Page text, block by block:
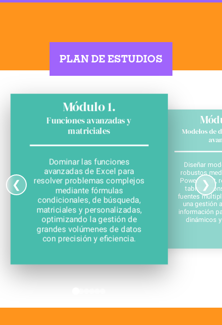
PLAN DE ESTUDIOS
Módulo 1.
Funciones avanzadas y
matriciales
Dominar las funciones
avanzadas de Excel para
resolver problemas complejos
mediante fórmulas
condicionales, de búsqueda,
matriciales y personalizadas,
optimizando la gestión de
grandes volúmenes de datos
con precisión y eficiencia.
Modelos de
Diseñar
robustos
Power Pivot,
tablas y
fuentes
una gestión
información
dinámicos
❮ ❯